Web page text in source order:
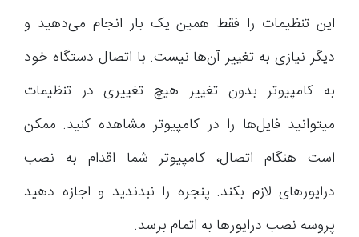
این تنظیمات را فقط همین یک بار انجام می‌دهید و
دیگر نیازی به تغییر آن‌ها نیست. با اتصال دستگاه خود
به کامپیوتر بدون تغییر هیچ تغییری در تنظیمات
میتوانید فایل‌ها را در کامپیوتر مشاهده کنید. ممکن
است هنگام اتصال، کامپیوتر شما اقدام به نصب
درایورهای لازم بکند. پنجره را نبدندید و اجازه دهید
پروسه نصب درایورها به اتمام برسد.